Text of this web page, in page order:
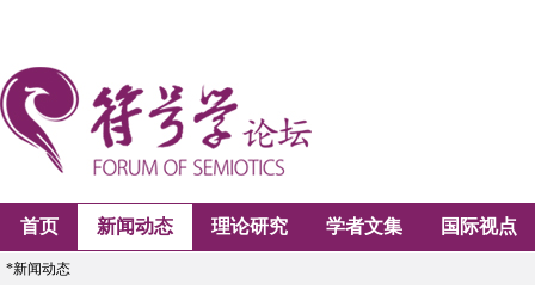
首页 新闻动态 理论研究 学者文集 国际视点
*新闻动态